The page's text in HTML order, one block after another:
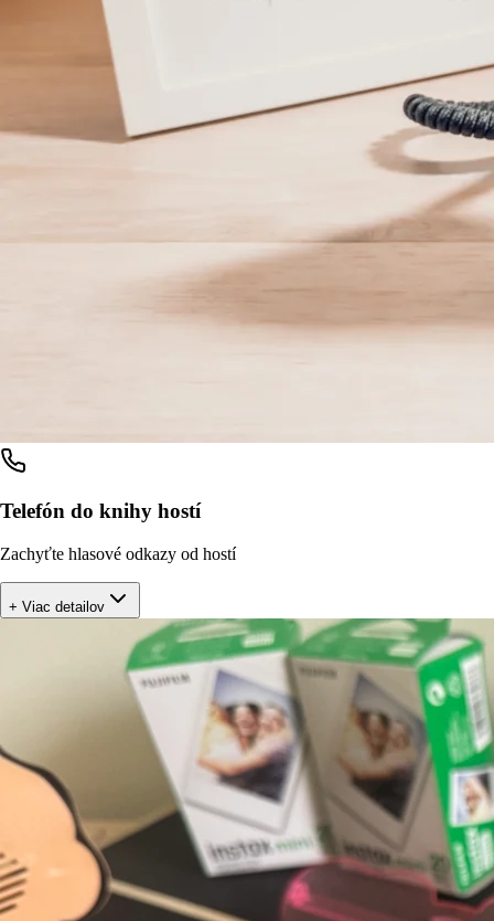
Telefón do knihy hostí
Zachyťte hlasové odkazy od hostí
+ Viac detailov